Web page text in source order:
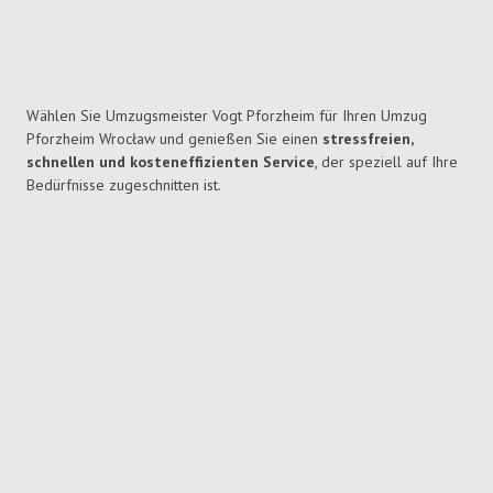
Wählen Sie Umzugsmeister Vogt Pforzheim für Ihren Umzug
Pforzheim Wrocław und genießen Sie einen stressfreien,
schnellen und kosteneffizienten Service, der speziell auf Ihre
Bedürfnisse zugeschnitten ist.